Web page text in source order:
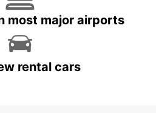
most major airports
rental cars